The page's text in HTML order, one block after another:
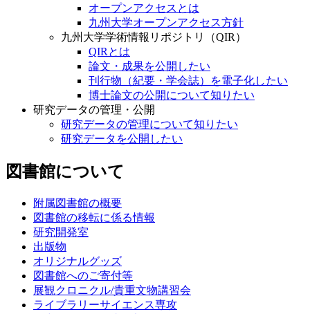
オープンアクセスとは
九州大学オープンアクセス方針
九州大学学術情報リポジトリ（QIR）
QIRとは
論文・成果を公開したい
刊行物（紀要・学会誌）を電子化したい
博士論文の公開について知りたい
研究データの管理・公開
研究データの管理について知りたい
研究データを公開したい
図書館について
附属図書館の概要
図書館の移転に係る情報
研究開発室
出版物
オリジナルグッズ
図書館へのご寄付等
展観クロニクル/貴重文物講習会
ライブラリーサイエンス専攻